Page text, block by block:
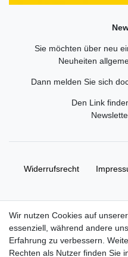
Sie möchten über neu
Neuheiten
Dann melden Sie sich
Den Link
Widerrufs­recht
© Copyright 2026 | Alle Rechte
Handelsgesellschaft mbH.
Wir nutzen Cookies auf
essenziell, während andere
Erfahrung zu verbessern.
Rechten als Nutzer finden Sie